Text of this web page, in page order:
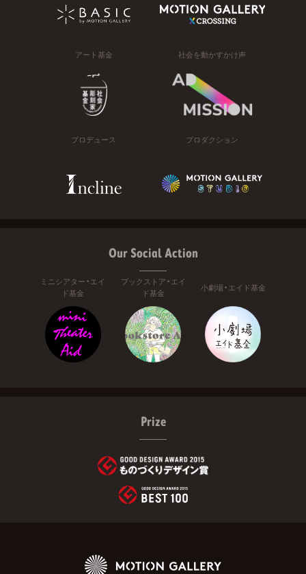
アート基金 社会を動かすかけ声
プロデュース プロダクション
Our Social Action
ミニシアター・エイ
ド基金
ブックストア・エイ
ド基金
小劇場・エイド基金
Prize